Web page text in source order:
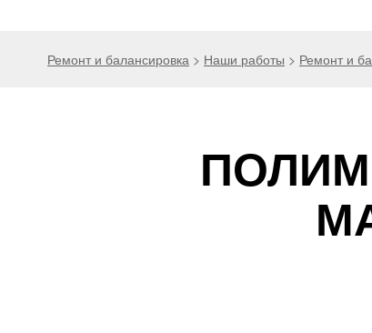
Ремонт и балансировка > Наши работы > Ремонт и